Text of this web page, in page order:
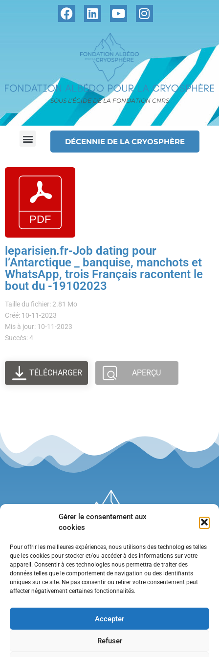
Gérer le consentement aux
cookies
Pour offrir les meilleures expériences, nous utilisons des technologies telles
que les cookies pour stocker et/ou accéder à des informations sur votre
appareil. Consentir à ces technologies nous permettra de traiter des
données telles que le comportement de navigation ou des identifiants
uniques sur ce site. Ne pas consentir ou retirer votre consentement peut
affecter négativement certaines fonctionnalités.
Accepter
Refuser
SOUS L’ÉGIDE DE LA FONDATION CNRS
DÉCENNIE DE LA CRYOSPHÈRE
leparisien.fr-Job dating pour
l’Antarctique _ banquise, manchots et
WhatsApp, trois Français racontent le
bout du -19102023
Taille du fichier: 2.81 Mo
Créé: 10-11-2023
Mis à jour: 10-11-2023
Succès: 4
TÉLÉCHARGER APERÇU
•Contact